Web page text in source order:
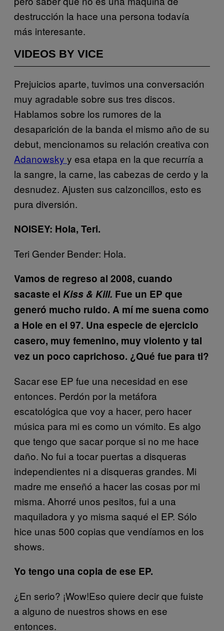
destrucción la hace una persona todavía
más interesante.
VIDEOS BY VICE
Prejuicios aparte, tuvimos una conversación
muy agradable sobre sus tres discos.
Hablamos sobre los rumores de la
desaparición de la banda el mismo año de su
debut, mencionamos su relación creativa con
Adanowsky y esa etapa en la que recurría a
la sangre, la carne, las cabezas de cerdo y la
desnudez. Ajusten sus calzoncillos, esto es
pura diversión.
NOISEY: Hola, Teri.
Teri Gender Bender: Hola.
Vamos de regreso al 2008, cuando
sacaste el Kiss & Kill. Fue un EP que
generó mucho ruido. A mí me suena como
a Hole en el 97. Una especie de ejercicio
casero, muy femenino, muy violento y tal
vez un poco caprichoso. ¿Qué fue para ti?
Sacar ese EP fue una necesidad en ese
entonces. Perdón por la metáfora
escatológica que voy a hacer, pero hacer
música para mi es como un vómito. Es algo
que tengo que sacar porque si no me hace
daño. No fui a tocar puertas a disqueras
independientes ni a disqueras grandes. Mi
madre me enseñó a hacer las cosas por mi
misma. Ahorré unos pesitos, fui a una
maquiladora y yo misma saqué el EP. Sólo
hice unas 500 copias que vendíamos en los
shows.
Yo tengo una copia de ese EP.
¿En serio? ¡Wow!Eso quiere decir que fuiste
a alguno de nuestros shows en ese
entonces.